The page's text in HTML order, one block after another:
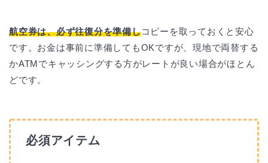
航空券は、必ず往復分を準備しコピーを取っておくと安心
です。お金は事前に準備してもOKですが、現地で両替する
かATMでキャッシングする方がレートが良い場合がほとん
どです。
必須アイテム